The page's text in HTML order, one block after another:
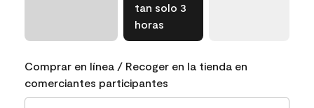
tan solo 3
horas
Comprar en línea / Recoger en la tienda en
comerciantes participantes